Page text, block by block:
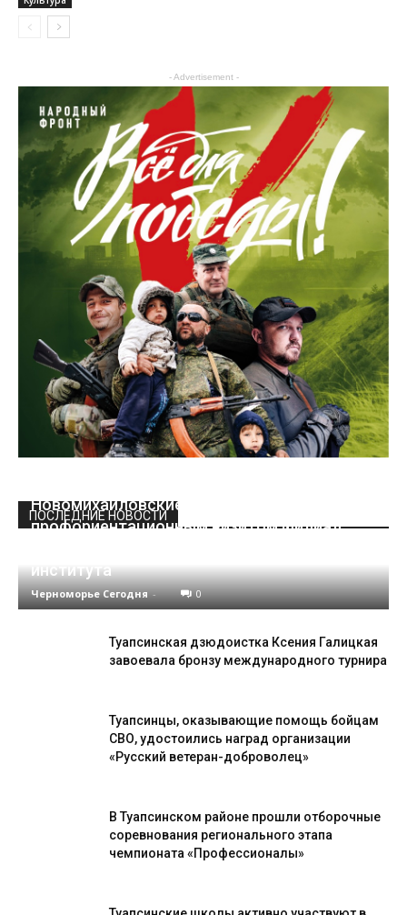
- Advertisement -
ПОСЛЕДНИЕ НОВОСТИ
Новомихайловские школьники посетили с
профориентационным визитом филиал
института
Черноморье Сегодня - 0
Туапсинская дзюдоистка Ксения Галицкая
завоевала бронзу международного турнира
Туапсинцы, оказывающие помощь бойцам
СВО, удостоились наград организации
«Русский ветеран-доброволец»
В Туапсинском районе прошли отборочные
соревнования регионального этапа
чемпионата «Профессионалы»